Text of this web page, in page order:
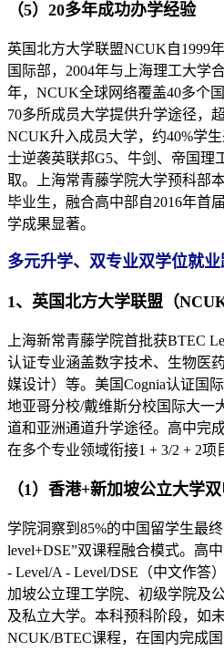
（5）20多年成功办学经验
英国北方大学联盟NCUK自1999
国际部，2004年与上海理工大学
年，NCUK全球网络覆盖40多个
70多所成员大学提供升学途径，
NCUK升入成员大学，约40%学
士逆袭英联邦G5、牛剑、帝国理
取。上海常青藤学院大学预科部
毕业生，融合高中部自2016年首
学成果显著。
多元升学、双专业双学位就
1、英国北方大学联盟（
上海新常青藤学院首批获BTEC
认证专业涵盖数字技术、生物医
媒设计）等。美国Cognia认证国
地亚哥分校/戴维斯分校国际大一
道和亚洲通道升学途径。高中完
在多个专业领域衔接1 + 3/2 + 2项
（1）香港+新加坡公立大学
学院洞察到85%的中国留学生最
level+DSE”双课程融合模式。高
- Level/A - Level/DSE（中文作答
加坡公立理工学院、初级学院及
及私立大学。本科预科阶段，如
NCUK/BTEC课程，在国内完成